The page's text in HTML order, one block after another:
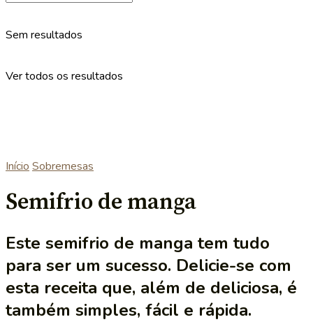
Sem resultados
Ver todos os resultados
Início Sobremesas
Semifrio de manga
Este semifrio de manga tem tudo
para ser um sucesso. Delicie-se com
esta receita que, além de deliciosa, é
também simples, fácil e rápida.